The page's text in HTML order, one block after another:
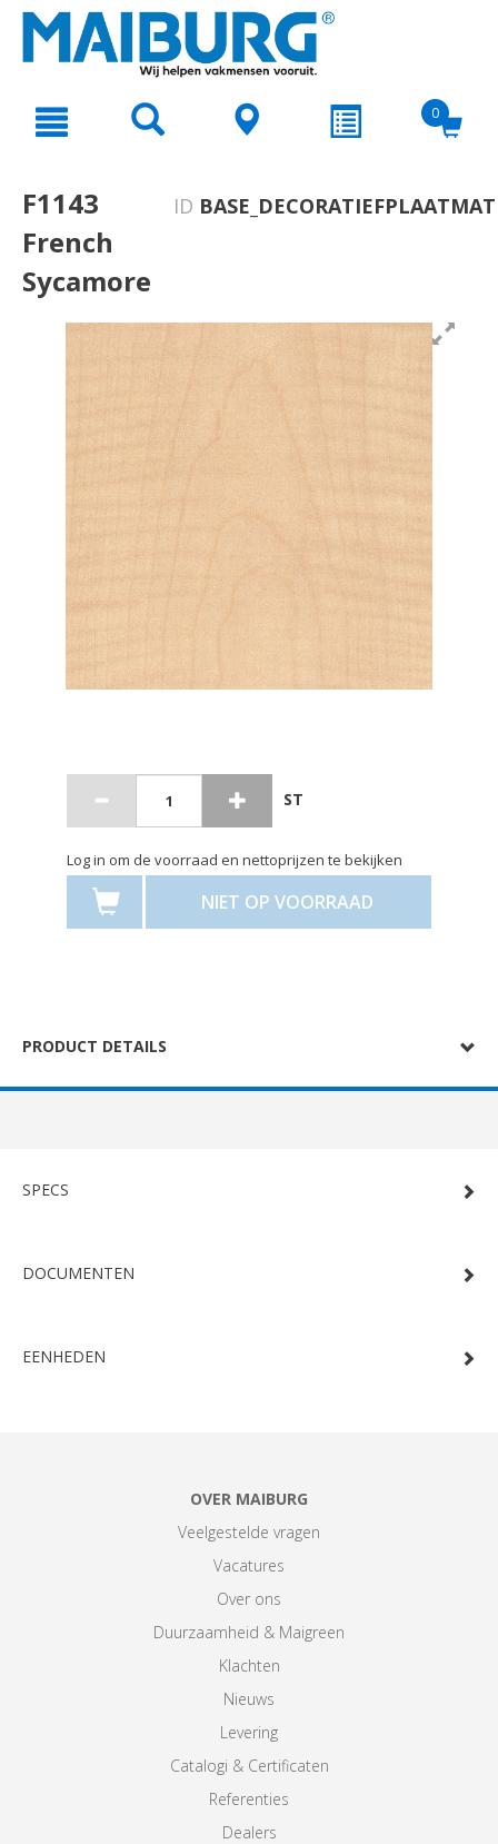
text.skipToNavigation
0
F1143
French
Sycamore
ID
ST
Log in om de voorraad en nettoprijzen te bekijken
NIET OP VOORRAAD
PRODUCT DETAILS
SPECS
DOCUMENTEN
EENHEDEN
OVER MAIBURG
Veelgestelde vragen
Vacatures
Over ons
Duurzaamheid & Maigreen
Klachten
Nieuws
Levering
Catalogi & Certificaten
Referenties
Dealers